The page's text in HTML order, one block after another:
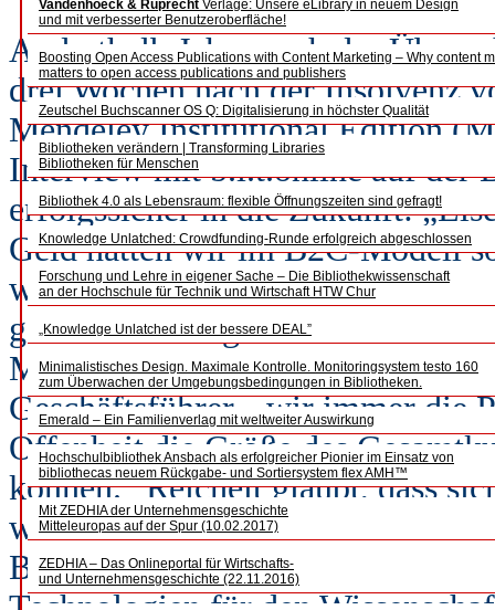
Vandenhoeck & Ruprecht Verlage: Unsere eLibrary in neuem Design
und mit verbesserter Benutzeroberfläche!
Boosting Open Access Publications with Content Marketing – Why content
matters to open access publications and publishers
Zeutschel Buchscanner OS Q: Digitalisierung in höchster Qualität
Bibliotheken verändern | Transforming Libraries
Bibliotheken für Menschen
Bibliothek 4.0 als Lebensraum: flexible Öffnungszeiten sind gefragt!
Knowledge Unlatched: Crowdfunding-Runde erfolgreich abgeschlossen
Forschung und Lehre in eigener Sache – Die Bibliothekwissenschaft
an der Hochschule für Technik und Wirtschaft HTW Chur
„Knowledge Unlatched ist der bessere DEAL”
Minimalistisches Design. Maximale Kontrolle. Monitoringsystem testo 160
zum Überwachen der Umgebungsbedingungen in Bibliotheken.
Emerald – Ein Familienverlag mit weltweiter Auswirkung
Hochschulbibliothek Ansbach als erfolgreicher Pionier im Einsatz von
bibliothecas neuem Rückgabe- und Sortiersystem flex AMH™
Mit ZEDHIA der Unternehmensgeschichte
Mitteleuropas auf der Spur (10.02.2017)
ZEDHIA – Das Onlineportal für Wirtschafts-
und Unternehmensgeschichte (22.11.2016)
Anderthalb Jahre nach der
drei Wochen nach der Insolvenz
Mendeley Institutional Edition
Interview mit b.i.t.online auf der
erfolgssicher in die Zukunft:
Geld hätten wir im B2C-Modell
wir natürlich viel stärker
gewordene
Mendeley-Daten nach. Sie ist
Geschäftsführer, „wir immer die
Offenheit die Größe des
können.“ Reichelt glaubt, dass
wissenschaftlichen
Bibliothekare große